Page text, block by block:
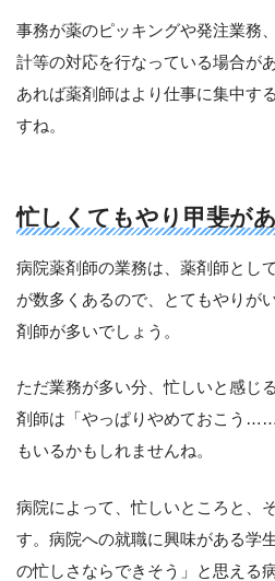
事務が薬のピッキングや発注業務
計等の対応を行なっている場合が
あれば薬剤師はより仕事に集中す
すね。
忙しくてもやり甲斐が
病院薬剤師の業務は、薬剤師とし
が数多くあるので、とてもやりが
剤師が多いでしょう。
ただ業務が多い分、忙しいと感じ
剤師は「やっぱりやめておこう
もいるかもしれませんね。
病院によって、忙しいところと、
す。病院への就職に興味がある学
の忙しさならできそう」と思える